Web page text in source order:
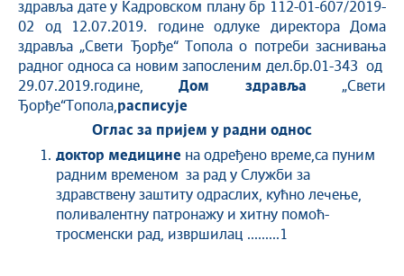
здравља дате у Кадровском плану бр 112-01-607/2019-
02 од 12.07.2019. године одлуке директора Дома
здравља „Свети Ђорђе“ Топола о потреби заснивања
радног односа са новим запосленим дел.бр.01-343 од
29.07.2019.године,Дом здравља „Свети
Ђорђе“Топола,расписује
Оглас за пријем у радни однос
доктор медицине на одређено време,са пуним
радним временом за рад у Служби за
здравствену заштиту одраслих, кућно лечење,
поливалентну патронажу и хитну помоћ-
тросменски рад, извршилац .........1